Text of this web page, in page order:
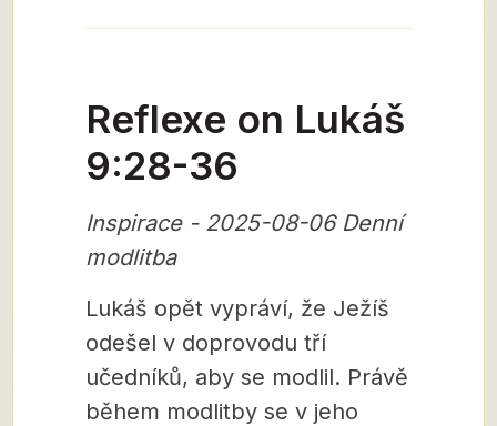
Reflexe on Lukáš
9:28-36
Inspirace - 2025-08-06 Denní
modlitba
Lukáš opět vypráví, že Ježíš
odešel v doprovodu tří
učedníků, aby se modlil. Právě
během modlitby se v jeho